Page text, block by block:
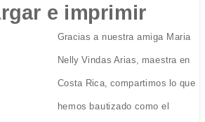
e imprimir
Gracias a nuestra amiga Maria
Nelly Vindas Arias, maestra en
Costa Rica, compartimos lo que
hemos bautizado como el